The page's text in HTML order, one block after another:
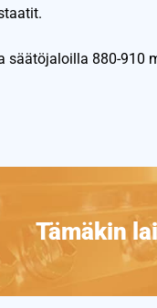
säätöjaloilla 880-910
Tämäkin